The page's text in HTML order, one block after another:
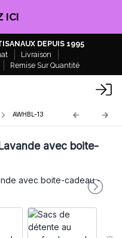
ICI
DEPUIS 1995
Livraison
Remise Sur Quantité
AWHBL-13
avec boite-